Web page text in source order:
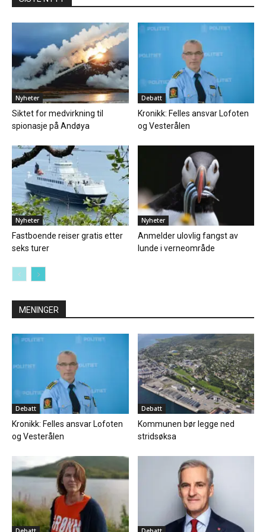
Nyheter
Siktet for medvirkning til
spionasje på Andøya
Debatt
Kronikk: Felles ansvar Lofoten
og Vesterålen
Nyheter
Fastboende reiser gratis etter
seks turer
Nyheter
Anmelder ulovlig fangst av
lunde i verneområde
MENINGER
Debatt
Kronikk: Felles ansvar Lofoten
og Vesterålen
Debatt
Kommunen bør legge ned
stridsøksa